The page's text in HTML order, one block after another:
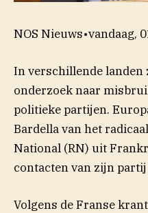
NOS Nieuws•vandaag,
In verschillende landen
onderzoek naar
politieke partijen.
Bardella van het
National (RN) uit
contacten van zijn
Volgens de Franse